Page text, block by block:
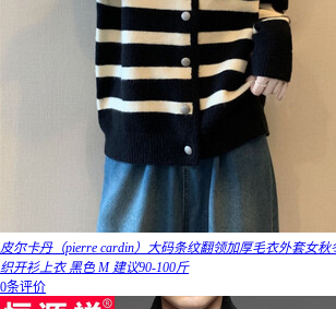
皮尔卡丹（pierre cardin）大码条纹翻领加厚毛衣外套女
织开衫上衣 黑色 M 建议90-100斤
0条评价